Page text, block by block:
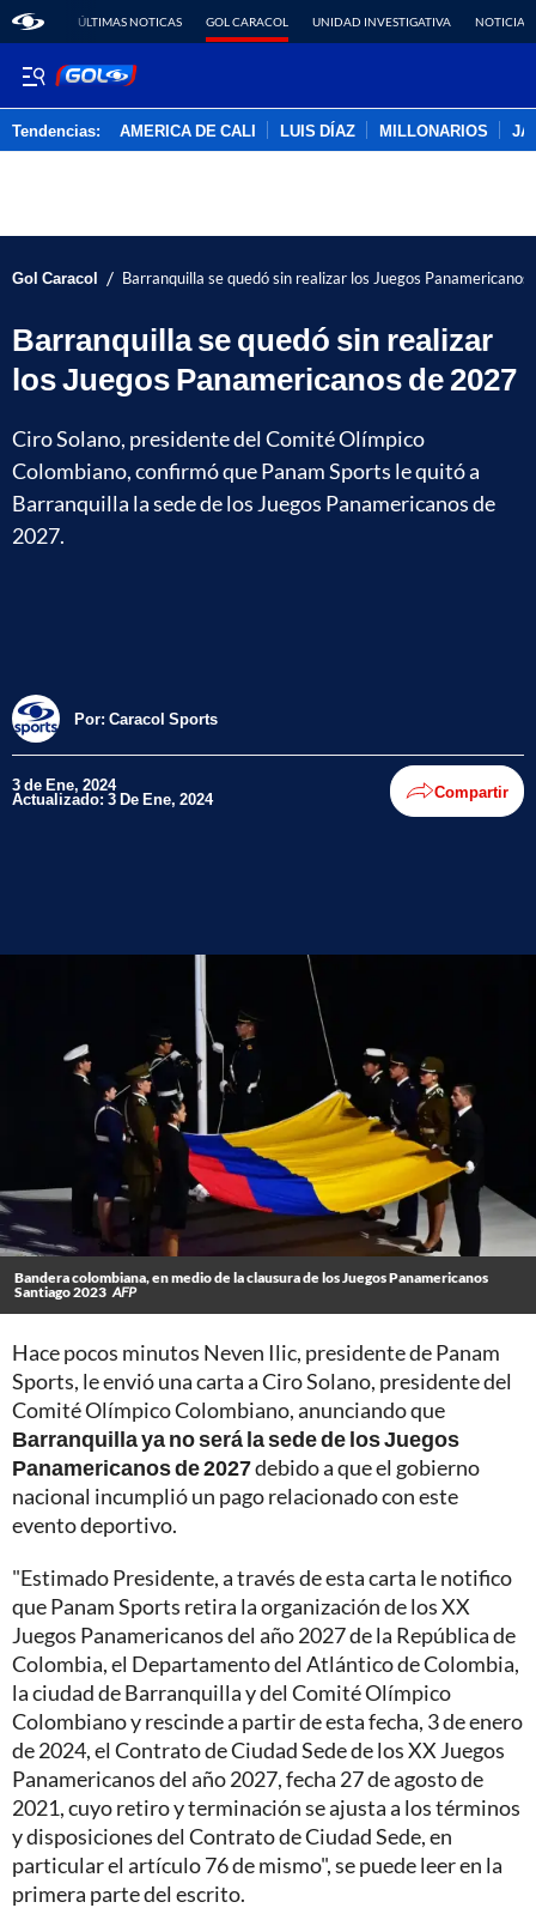
ÚLTIMAS NOTICAS GOL CARACOL UNIDAD INVESTIGATIVA NOTICIAS
Tendencias: AMERICA DE CALI LUIS DÍAZ MILLONARIOS
Gol Caracol / Barranquilla se quedó sin realizar los Juegos
Barranquilla se quedó sin realizar
los Juegos Panamericanos de 2027
Ciro Solano, presidente del Comité Olímpico
Colombiano, confirmó que Panam Sports le quitó a
Barranquilla la sede de los Juegos Panamericanos de
2027.
Por: Caracol Sports
3 de Ene, 2024
Actualizado: 3 De Ene, 2024 Compartir
Bandera colombiana, en medio de la clausura de los Juegos Panamericanos
Santiago 2023 AFP
Hace pocos minutos Neven Ilic, presidente de Panam
Sports, le envió una carta a Ciro Solano, presidente del
Comité Olímpico Colombiano, anunciando que
Barranquilla ya no será la sede de los Juegos
Panamericanos de 2027debido a que el gobierno
nacional incumplió un pago relacionado con este
evento deportivo.
"Estimado Presidente, a través de esta carta le notifico
que Panam Sports retira la organización de los XX
Juegos Panamericanos del año 2027 de la República de
Colombia, el Departamento del Atlántico de Colombia,
la ciudad de Barranquilla y del Comité Olímpico
Colombiano y rescinde a partir de esta fecha, 3 de enero
de 2024, el Contrato de Ciudad Sede de los XX Juegos
Panamericanos del año 2027, fecha 27 de agosto de
2021, cuyo retiro y terminación se ajusta a los términos
y disposiciones del Contrato de Ciudad Sede, en
particular el artículo 76 de mismo", se puede leer en la
primera parte del escrito.